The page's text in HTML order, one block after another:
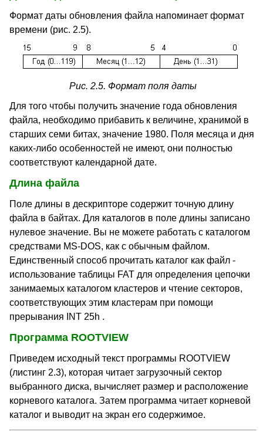
Формат даты обновления файла напоминает формат
времени (рис. 2.5).
Рис. 2.5. Формат поля даты
Для того чтобы получить значение года обновления
файла, необходимо прибавить к величине, хранимой в
старших семи битах, значение 1980. Поля месяца и дня
каких-либо особенностей не имеют, они полностью
соответствуют календарной дате.
Длина файла
Поле длины в дескрипторе содержит точную длину
файла в байтах. Для каталогов в поле длины записано
нулевое значение. Вы не можете работать с каталогом
средствами MS-DOS, как с обычным файлом.
Единственный способ прочитать каталог как файл -
использование таблицы FAT для определения цепочки
занимаемых каталогом кластеров и чтение секторов,
соответствующих этим кластерам при помощи
прерывания INT 25h .
Программа ROOTVIEW
Приведем исходный текст программы ROOTVIEW
(листинг 2.3), которая читает загрузочный сектор
выбранного диска, вычисляет размер и расположение
корневого каталога. Затем программа читает корневой
каталог и выводит на экран его содержимое.